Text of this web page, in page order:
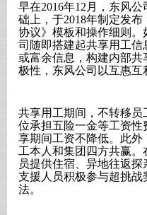
早在2016年12 月，东风
础上，于2018年制定发布
协议》模板和操作细则
司随即搭建起共享用工
或富余信息，构建内部
极性，东风公司以互惠
共享用工期间，不转移
位承担五险一金等工资
享期间工资不降低。此
工本人和集团四方共赢
员提供住宿、异地往返
支援人员积极参与超挑
法。